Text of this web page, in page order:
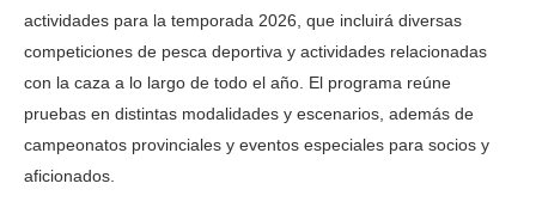
actividades para la temporada 2026, que incluirá diversas
competiciones de pesca deportiva y actividades relacionadas
con la caza a lo largo de todo el año. El programa reúne
pruebas en distintas modalidades y escenarios, además de
campeonatos provinciales y eventos especiales para socios y
aficionados.